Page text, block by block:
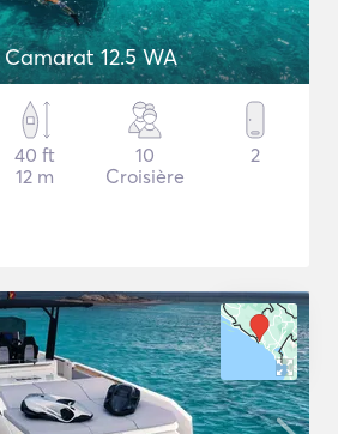
12.5 WA
40 ft
12 m
10
Croisière
2